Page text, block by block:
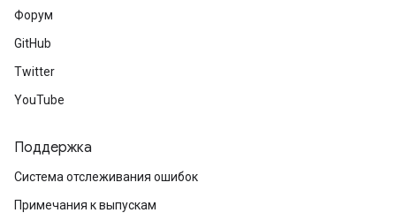
Форум
GitHub
Twitter
YouTube
Поддержка
Система отслеживания ошибок
Примечания к выпускам